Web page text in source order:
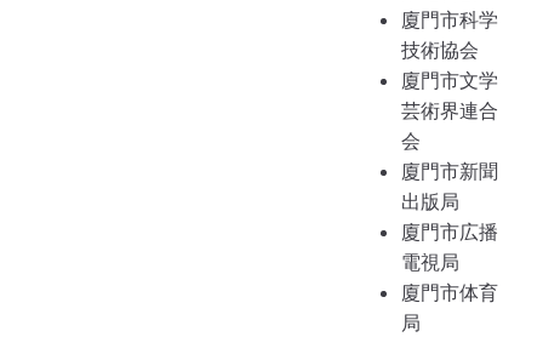
廈門市科学
技術協会
廈門市文学
芸術界連合
会
廈門市新聞
出版局
廈門市広播
電視局
廈門市体育
局